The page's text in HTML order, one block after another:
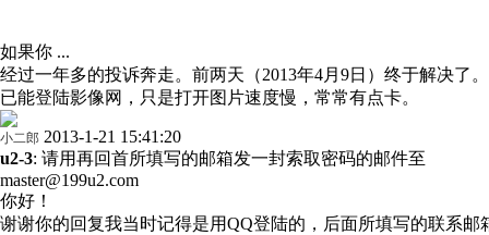
如果你 ...
经过一年多的投诉奔走。前两天（2013年4月9日）终于解决了
已能登陆影像网，只是打开图片速度慢，常常有点卡。
小二郎 2013-1-21 15:41:20
u2-3: 请用再回首所填写的邮箱发一封索取密码的邮件至
master@199u2.com
你好！
谢谢你的回复我当时记得是用QQ登陆的，后面所填写的联系邮